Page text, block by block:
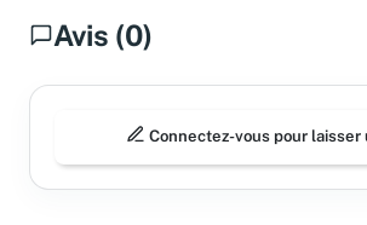
Avis (0)
Connectez-vous pour laisser